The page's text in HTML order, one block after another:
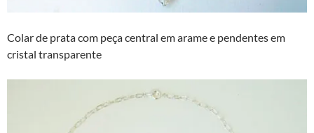
Colar de prata com peça central em arame e pendentes em
cristal transparente